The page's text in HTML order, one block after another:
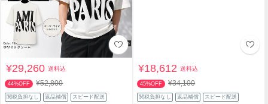
¥29,260送料込
44%OFF ¥52,800
関税負担なし 返品補償 スピード配送
¥18,612送料込
45%OFF ¥34,100
関税負担なし 返品補償 スピード配送